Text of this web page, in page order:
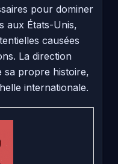
pour dominer
aux États-Unis,
causées
La direction
sa propre histoire,
internationale.